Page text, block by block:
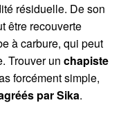
résiduelle. De son
être recouverte
à carbure, qui peut
Trouver un chapiste
forcément simple,
par Sika.